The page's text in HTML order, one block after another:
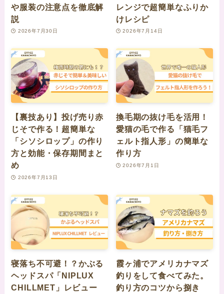
や服装の注意点を徹底解
説
2026年7月30日
レンジで超簡単なふりか
けレシピ
2026年7月14日
【裏技あり】投げ売り赤
じそで作る！超簡単な
「シソシロップ」の作り
方と効能・保存期間まと
め
2026年7月13日
換毛期の抜け毛を活用！
愛猫の毛で作る「猫毛フ
ェルト指人形」の簡単な
作り方
2026年7月1日
寝落ち不可避！？かぶる
ヘッドスパ「NIPLUX
CHILLMET」レビュー
霞ヶ浦でアメリカナマズ
釣りをして食べてみた。
釣り方のコツから捌き